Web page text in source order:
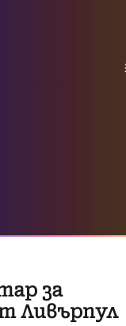
за
Ливърпул